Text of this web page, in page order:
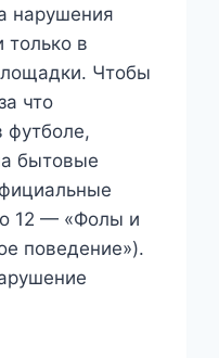
нарушения
только в
Чтобы
что
футболе,
бытовые
12 — «Фолы и
поведение»).